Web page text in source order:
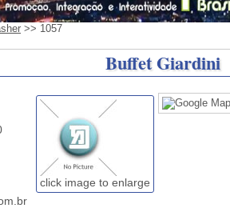
>> 1057
Buffet Giardini
click image to enlarge